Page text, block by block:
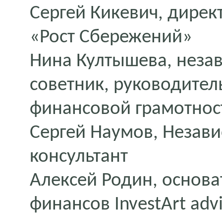
Сергей Кикевич,
«Рост Сбережений»
Нина Култышева,
советник,
финансовой
Сергей Наумов,
консультант
Алексей Родин,
финансов InvestArt